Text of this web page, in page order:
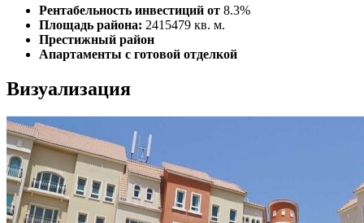
Рентабельность инвестиций от 8.3%
Площадь района: 2415479 кв. м.
Престижный район
Апартаменты с готовой отделкой
Визуализация